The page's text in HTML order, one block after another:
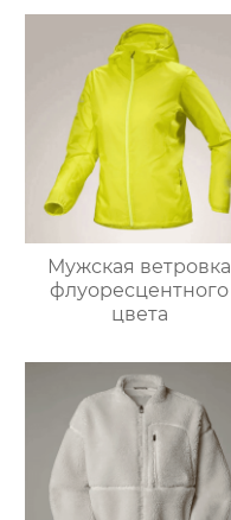
Мужская ветровка
флуоресцентного
цвета